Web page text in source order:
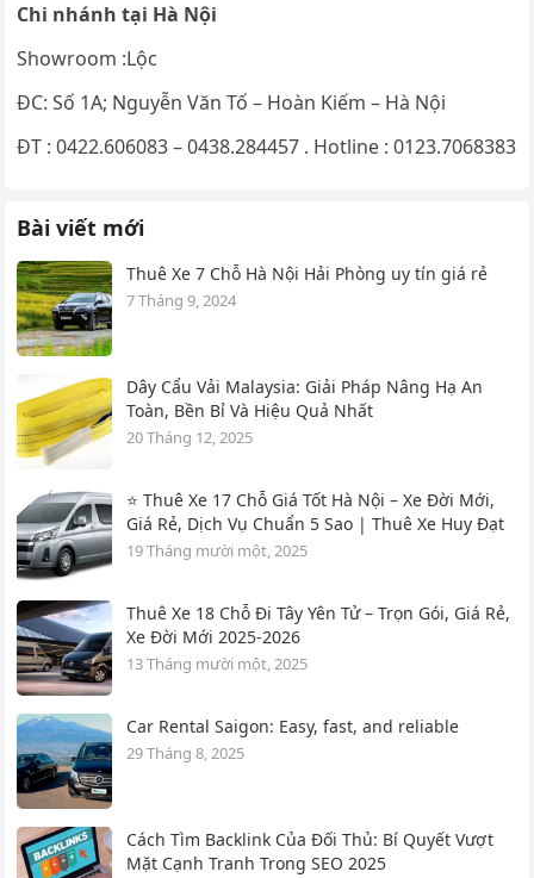
Chi nhánh tại Hà Nội
Showroom :Lộc
ĐC: Số 1A; Nguyễn Văn Tố – Hoàn Kiếm – Hà Nội
ĐT : 0422.606083 – 0438.284457 . Hotline : 0123.7068383
Bài viết mới
Thuê Xe 7 Chỗ Hà Nội Hải Phòng uy tín giá rẻ
7 Tháng 9, 2024
Dây Cẩu Vải Malaysia: Giải Pháp Nâng Hạ An
Toàn, Bền Bỉ Và Hiệu Quả Nhất
20 Tháng 12, 2025
⭐ Thuê Xe 17 Chỗ Giá Tốt Hà Nội – Xe Đời Mới,
Giá Rẻ, Dịch Vụ Chuẩn 5 Sao | Thuê Xe Huy Đạt
19 Tháng mười một, 2025
Thuê Xe 18 Chỗ Đi Tây Yên Tử – Trọn Gói, Giá Rẻ,
Xe Đời Mới 2025-2026
13 Tháng mười một, 2025
Car Rental Saigon: Easy, fast, and reliable
29 Tháng 8, 2025
Cách Tìm Backlink Của Đối Thủ: Bí Quyết Vượt
Mặt Cạnh Tranh Trong SEO 2025